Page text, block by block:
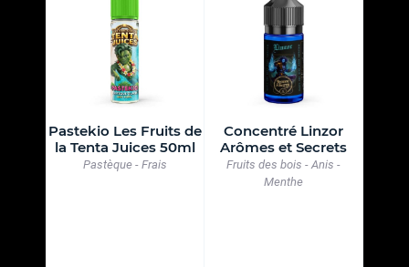
Pastekio Les Fruits de
la Tenta Juices 50ml
Pastèque - Frais
Concentré Linzor
Arômes et Secrets
Fruits des bois - Anis -
Menthe